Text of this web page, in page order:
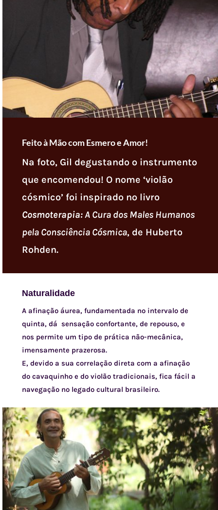
Feito à Mão com Esmero e Amor!
Na foto, Gil degustando o instrumento
que encomendou! O nome ‘violão
cósmico’ foi inspirado no livro
Cosmoterapia:A Cura dos Males Humanos
pela Consciência Cósmica, de Huberto
Rohden.
Naturalidade
A afinação áurea, fundamentada no intervalo de
quinta, dá sensação confortante, de repouso, e
nos permite um tipo de prática não-mecânica,
imensamente prazerosa.
E, devido a sua correlação direta com a afinação
do cavaquinho e do violão tradicionais, fica fácil a
navegação no legado cultural brasileiro.